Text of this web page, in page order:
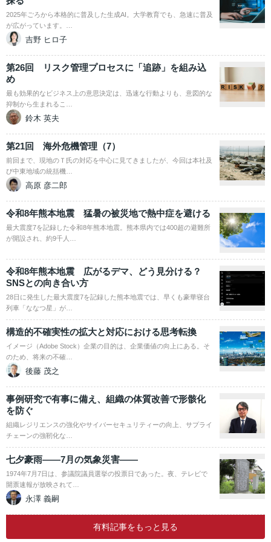
2025年ごろから本格的に普及した生成AI。大学教育でも、急速に普及
が広がっています。…
吉野 ヒロ子
第26回 リスク管理プロセスに「追跡」を組み込
め
最も効果的なビジネス上の意思決定は、迅速な行動よりも、意図的な
抑制から生まれるこ…
鈴木 英夫
第21回 海外危機管理（7）
前回まで、現地のＴ氏の対応を中心に見てきましたが、今回は本社及
び中東地域の統括機…
高原 彦二郎
令和8年熊本地震 猛暑の被災地で熱中症を避ける
最大震度7を記録した令和8年熊本地震。熊本県内では400超の避難所
が開設され、約9千人…
令和8年熊本地震 広がるデマ、どう見分ける？
SNSとの向き合い方
28日に発生した最大震度7を記録した熊本地震では、早くも豪華寝台
列車「ななつ星」が…
構造的不確実性の拡大と対応における思考転換
イメージ（Adobe Stock）企業の目的は、企業価値の向上にある。そ
のため、将来の不確…
後藤 茂之
事例研究で有事に備え、組織の体質改善で形骸化
を防ぐ
組織レジリエンスの強化やサイバーセキュリティーの向上、サプライ
チェーンの強靭化な…
七夕豪雨――7月の気象災害――
1974年7月7日は、参議院議員選挙の投票日であった。夜、テレビで
開票速報が放映されて…
永澤 義嗣
有料記事をもっと見る